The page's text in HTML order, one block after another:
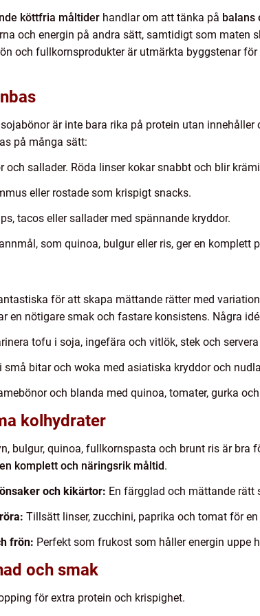
köttfria måltider handlar om att tänka på balans
och energin på andra sätt, samtidigt som maten
och fullkornsprodukter är utmärkta byggstenar
är inte bara rika på protein utan
på många sätt:
och sallader. Röda linser kokar snabbt och blir
eller rostade som krispigt snacks.
tacos eller sallader med spännande kryddor.
som quinoa, bulgur eller ris, ger en komplett
för att skapa mättande rätter med
en nötigare smak och fastare konsistens. Några
tofu i soja, ingefära och vitlök, stek och
små bitar och woka med asiatiska kryddor och
och blanda med quinoa, tomater, gurka
kolhydrater
bulgur, quinoa, fullkornspasta och brunt ris är bra
en komplett och näringsrik måltid.
och kikärtor: En färgglad och mättande rätt
Tillsätt linser, zucchini, paprika och tomat för
frön: Perfekt som frukost som håller energin uppe
och smak
för extra protein och krispighet.